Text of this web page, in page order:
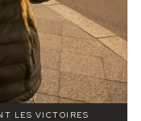
LES VICTOIRES